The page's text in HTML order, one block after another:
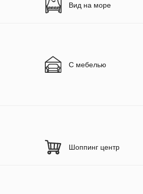
Вид на море
С мебелью
Шоппинг центр